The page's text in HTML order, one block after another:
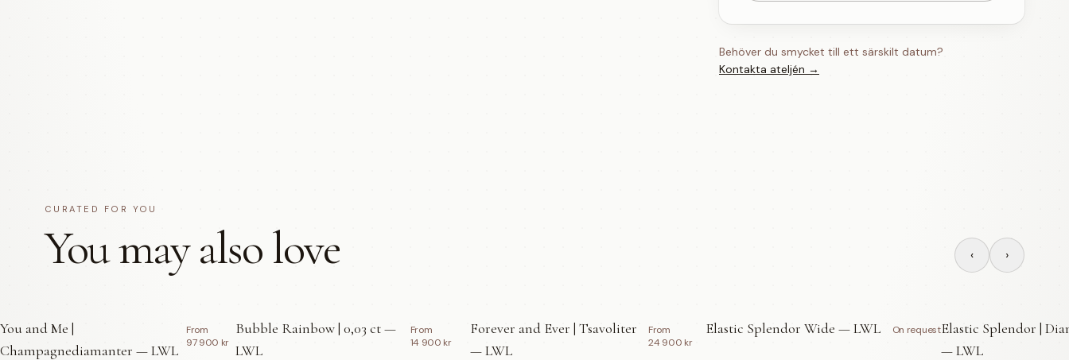
Behöver du smycket till ett särskilt datum?
Kontakta ateljén →
CURATED FOR YOU
You may also love ‹ ›
You and Me |
Champagnediamanter — LWL
From
97 900 kr
Bubble Rainbow | 0,03 ct —
LWL
From
14 900 kr
Forever and Ever | Tsavoliter
— LWL
From
24 900 kr
Elastic Splendor Wide — LWL On requestElastic Splendor |
— LWL